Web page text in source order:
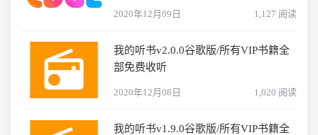
2020年12月09日 1,127 阅读
我的听书v2.0.0谷歌版/所有VIP书籍全
部免费收听
2020年12月08日 1,020 阅读
我的听书v1.9.0谷歌版/所有VIP书籍全